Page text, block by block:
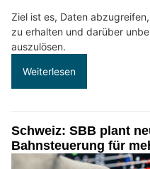
Ziel ist es, Daten
zu erhalten und darüber
auszulösen.
Weiterlesen
Schweiz: SBB plant
Bahnsteuerung für